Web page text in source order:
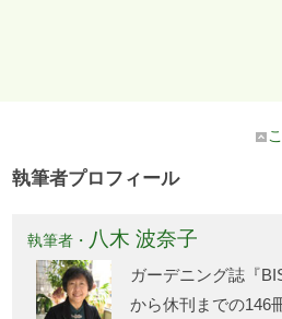
執筆者プロフィール
執筆者・ 八木 波奈子
ガーデニング誌『
から休刊までの146